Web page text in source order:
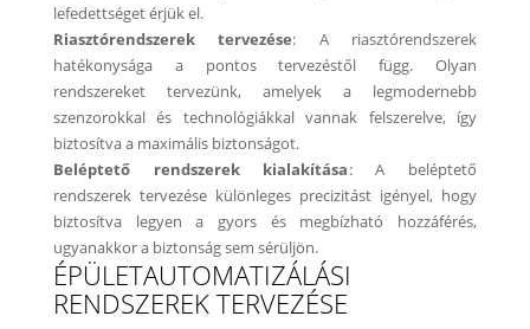
lefedettséget érjük el.
Riasztórendszerek tervezése: A riasztórendszerek
hatékonysága a pontos tervezéstől függ. Olyan
rendszereket tervezünk, amelyek a legmodernebb
szenzorokkal és technológiákkal vannak felszerelve, így
biztosítva a maximális biztonságot.
Beléptető rendszerek kialakítása: A beléptető
rendszerek tervezése különleges precizitást igényel, hogy
biztosítva legyen a gyors és megbízható hozzáférés,
ugyanakkor a biztonság sem sérüljön.
ÉPÜLETAUTOMATIZÁLÁSI
RENDSZEREK TERVEZÉSE